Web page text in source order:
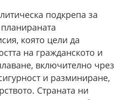
подкрепа за
която цели да
на гражданското и
включително чрез
и разминиране,
Страната ни